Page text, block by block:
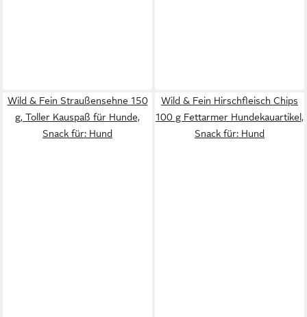
Wild & Fein Straußensehne 150
g, Toller Kauspaß für Hunde,
Snack für: Hund
Wild & Fein Hirschfleisch Chips
100 g Fettarmer Hundekauartikel,
Snack für: Hund